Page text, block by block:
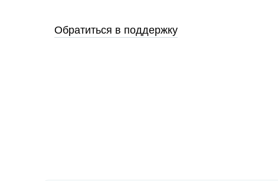
Обратиться в поддержку